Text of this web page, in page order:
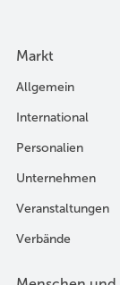
Markt
Allgemein
International
Personalien
Unternehmen
Veranstaltungen
Verbände